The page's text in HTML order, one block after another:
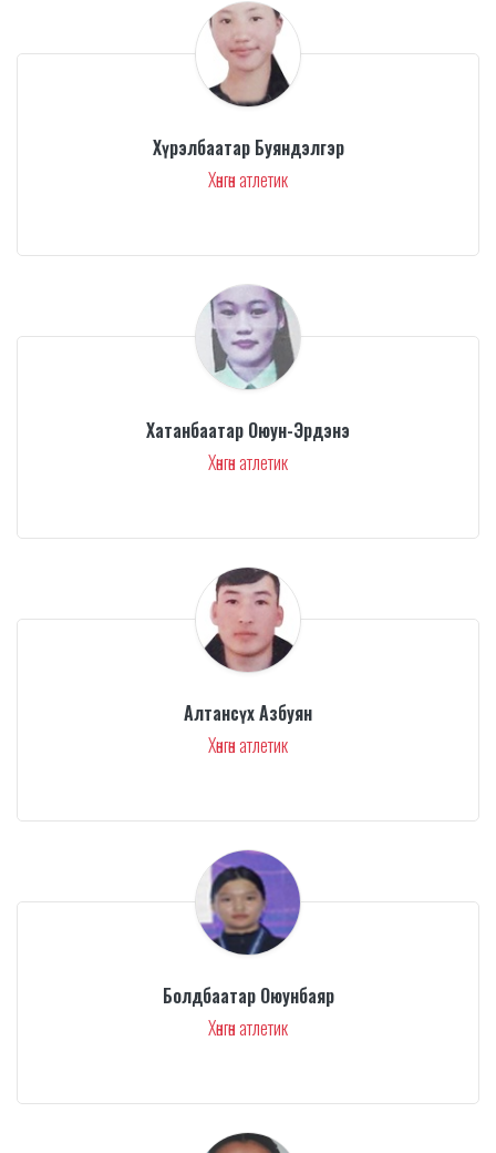
Хүрэлбаатар Буяндэлгэр
Хөнгөн атлетик
Хатанбаатар Оюун-Эрдэнэ
Хөнгөн атлетик
Алтансүх Азбуян
Хөнгөн атлетик
Болдбаатар Оюунбаяр
Хөнгөн атлетик